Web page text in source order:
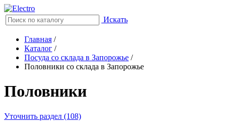
Искать
Главная /
Каталог /
Посуда со склада в Запорожье /
Половники со склада в Запорожье
Половники
Уточнить раздел (108)